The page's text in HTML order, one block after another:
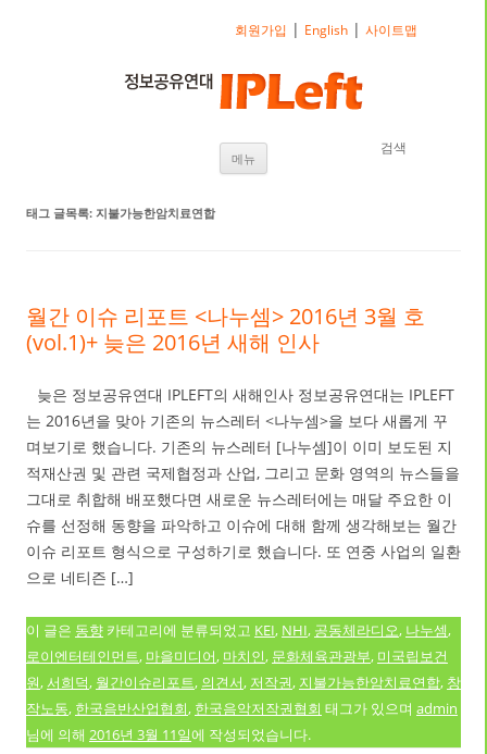
메뉴 내용으로 바로가기검색
회원가입 | English |사이트맵
태그 글목록: 지불가능한암치료연합
월간 이슈 리포트 <나누셈> 2016년 3월 호
(vol.1)+ 늦은 2016년 새해 인사
늦은 정보공유연대 IPLEFT의 새해인사 정보공유연대는 IPLEFT
는 2016년을 맞아 기존의 뉴스레터 <나누셈>을 보다 새롭게 꾸
며보기로 했습니다. 기존의 뉴스레터 [나누셈]이 이미 보도된 지
적재산권 및 관련 국제협정과 산업, 그리고 문화 영역의 뉴스들을
그대로 취합해 배포했다면 새로운 뉴스레터에는 매달 주요한 이
슈를 선정해 동향을 파악하고 이슈에 대해 함께 생각해보는 월간
이슈 리포트 형식으로 구성하기로 했습니다. 또 연중 사업의 일환
으로 네티즌 […]
이 글은 동향 카테고리에 분류되었고 KEI, NHI, 공동체라디오, 나누셈,
로이엔터테인먼트, 마을미디어, 마치인, 문화체육관광부, 미국립보건
원,서희덕, 월간이슈리포트, 의견서, 저작권, 지불가능한암치료연합, 창
작노동, 한국음반산업협회, 한국음악저작권협회 태그가 있으며 admin
님에 의해 2016년 3월 11일에 작성되었습니다.